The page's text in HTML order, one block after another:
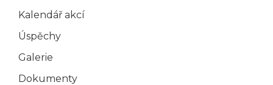
Kalendář akcí
Úspěchy
Galerie
Dokumenty